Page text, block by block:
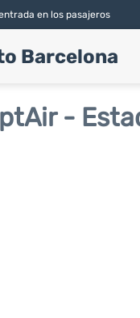
en los pasajeros
Barcelona
-